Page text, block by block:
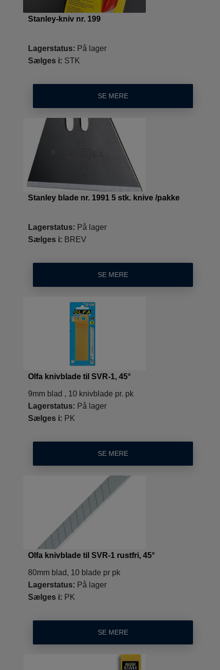
Stanley-kniv nr. 199
Lagerstatus: På lager
Sælges i: STK
SE MERE
Stanley blade nr. 1991 5 stk. knive /pakke
Lagerstatus: På lager
Sælges i: BREV
SE MERE
Olfa knivblade til SVR-1, 45°
9mm blad , 10 knivblade pr. pk
Lagerstatus: På lager
Sælges i: PK
SE MERE
Olfa knivblade til SVR-1 rustfri, 45°
80mm blad, 10 blade pr pk
Lagerstatus: På lager
Sælges i: PK
SE MERE